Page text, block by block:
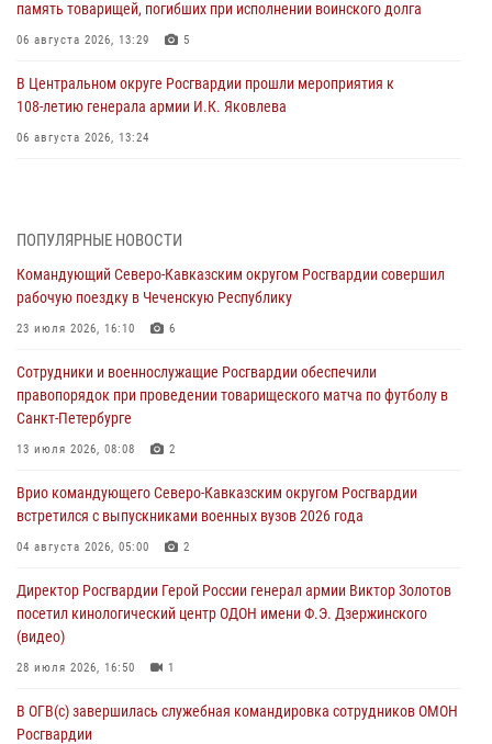
память товарищей, погибших при исполнении воинского долга
06 августа 2026, 13:29 5
В Центральном округе Росгвардии прошли мероприятия к
108‑летию генерала армии И.К. Яковлева
06 августа 2026, 13:24
06 августа 2026, 12:35 1
Росгвардейцы провели выставку вооружения для участников сбора
«Гвардеец» в Пензе (видео)
06 августа 2026, 12:00
В Курске росгвардейцы приняли участие в митинге, посвященном
второй годовщине вторжения ВСУ на территорию области
06 августа 2026, 11:56
угрожавшего подростку травматическим пистолетом
06 августа 2026, 11:33
крупная нарколаборатория
ПОПУЛЯРНЫЕ НОВОСТИ
Командующий Северо-Кавказским округом Росгвардии совершил
рабочую поездку в Чеченскую Республику
23 июля 2026, 16:10 6
Сотрудники и военнослужащие Росгвардии обеспечили
правопорядок при проведении товарищеского матча по футболу в
Санкт-Петербурге
13 июля 2026, 08:08 2
Врио командующего Северо-Кавказским округом Росгвардии
встретился с выпускниками военных вузов 2026 года
04 августа 2026, 05:00 2
Директор Росгвардии Герой России генерал армии Виктор Золотов
посетил кинологический центр ОДОН имени Ф.Э. Дзержинского
(видео)
28 июля 2026, 16:50 1
В ОГВ(с) завершилась служебная командировка сотрудников ОМОН
Росгвардии